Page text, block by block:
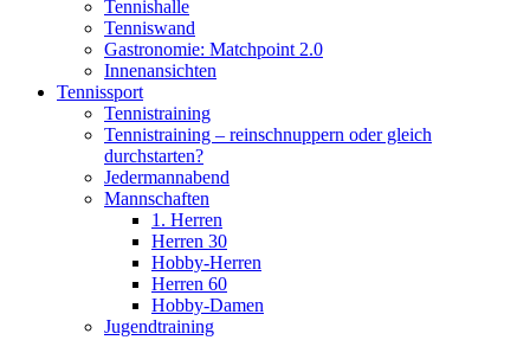
Tennishalle
Tenniswand
Gastronomie: Matchpoint 2.0
Innenansichten
Tennissport
Tennistraining
Tennistraining – reinschnuppern oder gleich
durchstarten?
Jedermannabend
Mannschaften
1. Herren
Herren 30
Hobby-Herren
Herren 60
Hobby-Damen
Jugendtraining